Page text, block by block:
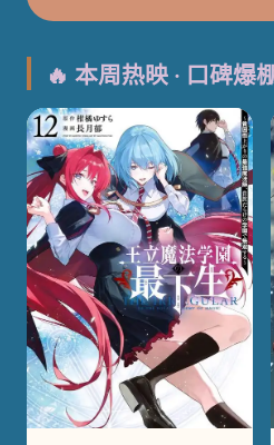
🔥 本周热映 · 口碑爆